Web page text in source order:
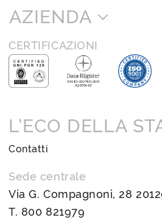
AZIENDA
CERTIFICAZIONI
L’ECO DELLA
Contatti
Sede centrale
Via G. Compagnoni, 28
T. 800 821979